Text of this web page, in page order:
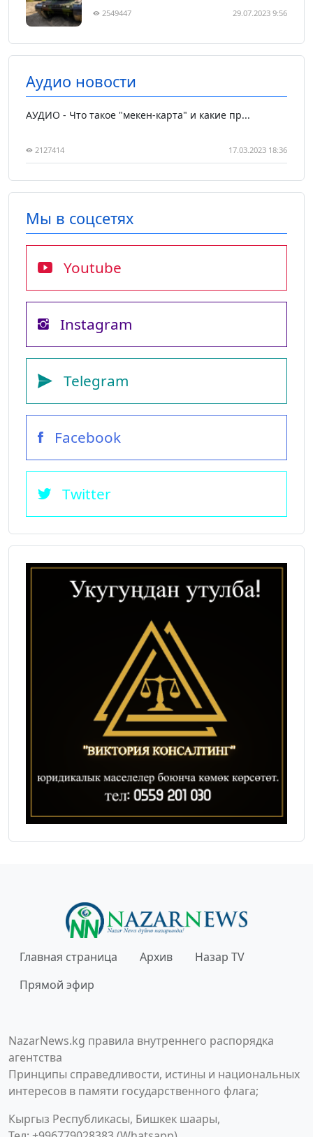
2549447 29.07.2023 9:56
Аудио новости
АУДИО - Что такое "мекен-карта" и какие пр...
2127414 17.03.2023 18:36
Мы в соцсетях
Youtube
Instagram
Telegram
Facebook
Twitter
Главная страница Архив
Назар TV
Прямой эфир
NazarNews.kg правила внутреннего распорядка
агентства
Принципы справедливости, истины и национальных
интересов в памяти государственного флага;
Кыргыз Республикасы, Бишкек шаары,